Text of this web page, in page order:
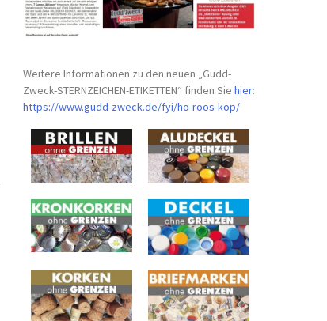
Weitere Informationen zu den neuen „Gudd-
Zweck-STERNZEICHEN-ETIKETTEN“ finden Siehier:
https://www.gudd-zweck.de/fyi/ho-roos-kop/